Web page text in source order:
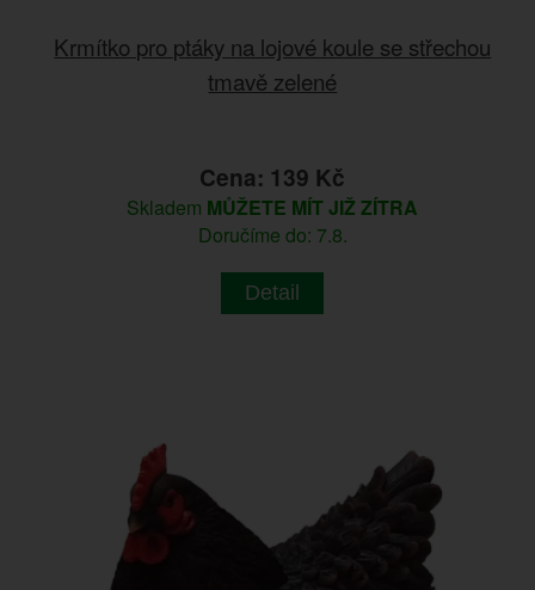
Krmítko pro ptáky na lojové koule se střechou
tmavě zelené
Cena: 139 Kč
Skladem MŮŽETE MÍT JIŽ ZÍTRA
Doručíme do: 7.8.
Detail